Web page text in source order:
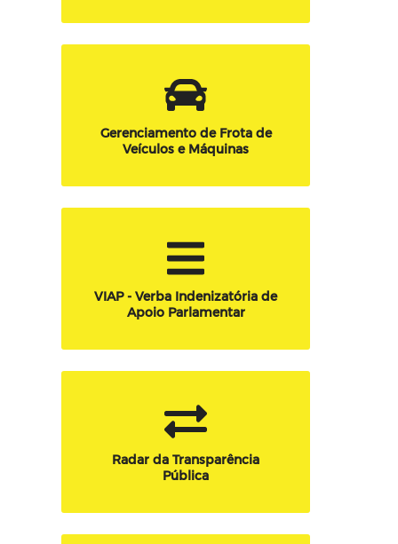
Gerenciamento de Frota de
Veículos e Máquinas
VIAP - Verba Indenizatória de
Apoio Parlamentar
Radar da Transparência
Pública